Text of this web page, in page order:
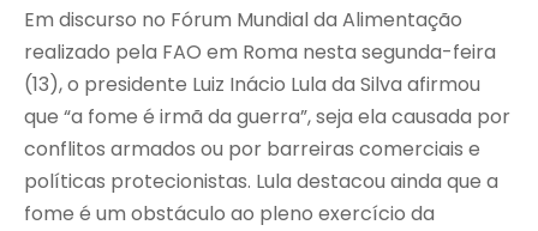
Em discurso no Fórum Mundial da Alimentação
realizado pela FAO em Roma nesta segunda-feira
(13), o presidente Luiz Inácio Lula da Silva afirmou
que “a fome é irmã da guerra”, seja ela causada por
conflitos armados ou por barreiras comerciais e
políticas protecionistas. Lula destacou ainda que a
fome é um obstáculo ao pleno exercício da